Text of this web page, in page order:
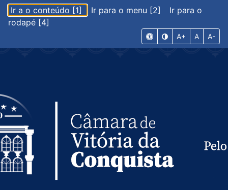
Ir a o conteúdo [1] Ir para o menu [2]
Ir para o
rodapé [4]
A+ A A-